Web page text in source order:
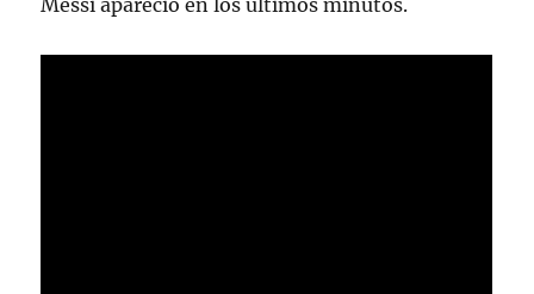
Messi apareció en los últimos minutos.